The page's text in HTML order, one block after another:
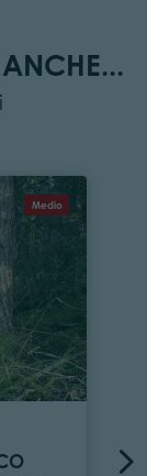
ANCHE...
Medio